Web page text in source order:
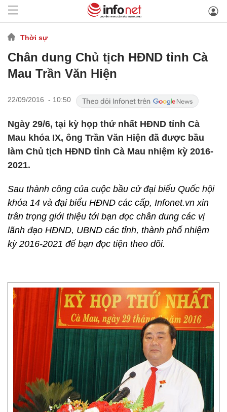
Thời sự
Chân dung Chủ tịch HĐND tỉnh Cà
Mau Trần Văn Hiện
22/09/2016 - 10:50
Ngày 29/6, tại kỳ họp thứ nhất HĐND tỉnh Cà
Mau khóa IX, ông Trần Văn Hiện đã được bầu
làm Chủ tịch HĐND tỉnh Cà Mau nhiệm kỳ 2016-
2021.
Sau thành công của cuộc bầu cử đại biểu Quốc hội
khóa 14 và đại biểu HĐND các cấp, Infonet.vn xin
trân trọng giới thiệu tới bạn đọc chân dung các vị
lãnh đạo HĐND, UBND các tỉnh, thành phố nhiệm
kỳ 2016-2021 để bạn đọc tiện theo dõi.